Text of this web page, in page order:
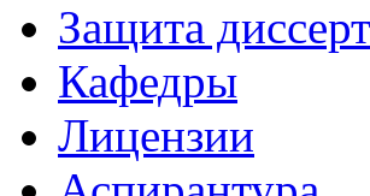
Защита
Кафедры
Лицензии